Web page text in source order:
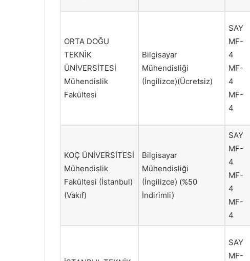
ORTA DOĞU
TEKNİK
ÜNİVERSİTESİ
Mühendislik
Fakültesi
Bilgisayar
Mühendisliği
(İngilizce)(Ücretsiz)
SAY
MF-
4
MF-
4
MF-
4
KOÇ ÜNİVERSİTESİ
Mühendislik
Fakültesi (İstanbul)
(Vakıf)
Bilgisayar
Mühendisliği
(İngilizce) (%50
İndirimli)
SAY
MF-
4
MF-
4
MF-
4
SAY
MF-